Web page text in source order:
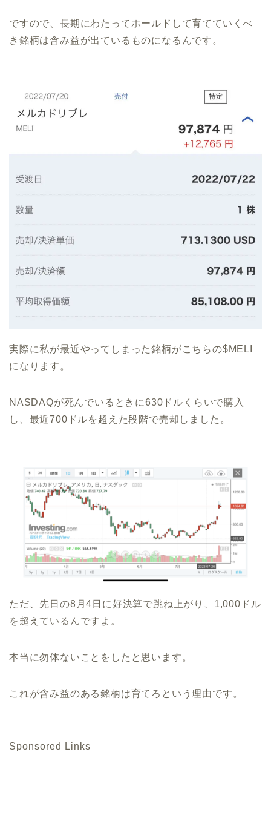
ですので、長期にわたってホールドして育てていくべ
き銘柄は含み益が出ているものになるんです。
実際に私が最近やってしまった銘柄がこちらの$MELI
になります。
NASDAQが死んでいるときに630ドルくらいで購入
し、最近700ドルを超えた段階で売却しました。
ただ、先日の8月4日に好決算で跳ね上がり、1,000ドル
を超えているんですよ。
本当に勿体ないことをしたと思います。
これが含み益のある銘柄は育てろという理由です。
Sponsored Links